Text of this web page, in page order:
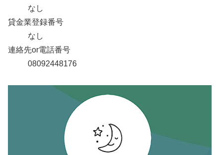
なし
貸金業登録番号
なし
連絡先or電話番号
08092448176